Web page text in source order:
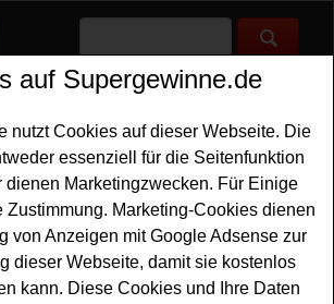
>Freikarten Gewinnspiele
Gewinnspiel -
gewinnen
auf Supergewinne.de
nutzt Cookies auf dieser Webseite. Die
essenziell für die Seitenfunktion
dienen Marketingzwecken. Für Einige
Zustimmung. Marketing-Cookies dienen
von Anzeigen mit Google Adsense zur
dieser Webseite, damit sie kostenlos
kann. Diese Cookies und Ihre Daten